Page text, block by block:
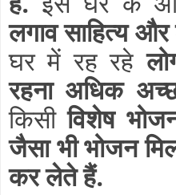
लगाव साहित्य
घर में रह रहे
रहना अधिक
किसीविशेष
जैसा भी भोजन
कर लेते हैं.